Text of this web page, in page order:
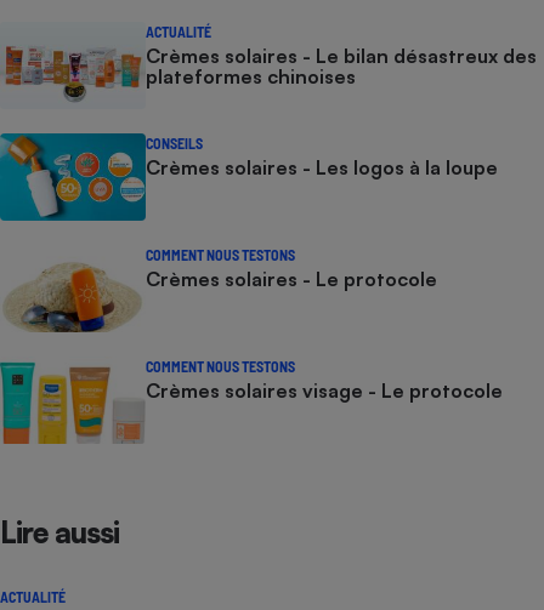
ACTUALITÉ
Crèmes solaires - Le bilan désastreux des
plateformes chinoises
CONSEILS
Crèmes solaires - Les logos à la loupe
COMMENT NOUS TESTONS
Crèmes solaires - Le protocole
COMMENT NOUS TESTONS
Crèmes solaires visage - Le protocole
Lire aussi
ACTUALITÉ